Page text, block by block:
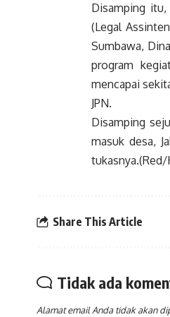
Disamping
(Legal
Sumbawa,
program
mencapai
JPN.
Disamping
masuk desa,
tukasnya.(Red/
Share This Article
Tidak ada
Alamat email Anda tidak akan